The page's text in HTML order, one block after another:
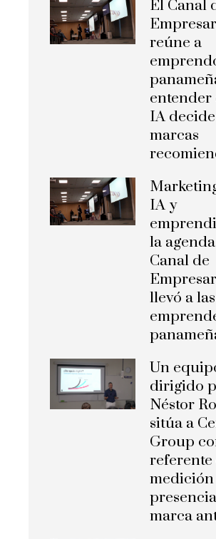
El Canal
reúne a
entender
IA
marcas
IA y
la
Canal de
llevó a las
Un
dirigido
Néstor
sitúa a
Group
referente
marca